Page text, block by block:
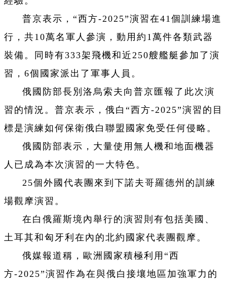
普京表示，“西方-2025”演習在41個訓練場進
行，共10萬名軍人參演，動用約1萬件各類武器
裝備。同時有333架飛機和近250艘艦艇參加了演
習，6個國家派出了軍事人員。
俄國防部長別洛烏索夫向普京匯報了此次演
習的情況。普京表示，俄白“西方-2025”演習的目
標是演練如何保衛俄白聯盟國家免受任何侵略。
俄國防部表示，大量使用無人機和地面機器
人已成為本次演習的一大特色。
25個外國代表團來到下諾夫哥羅德州的訓練
場觀摩演習。
在白俄羅斯境內舉行的演習則有包括美國、
土耳其和匈牙利在內的北約國家代表團觀摩。
俄媒報道稱，歐洲國家積極利用“西
方-2025”演習作為在與俄白接壤地區加強軍力的